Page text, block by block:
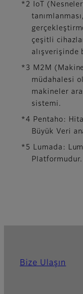
*2 IoT
çeşitli
alışverişinde
*3 M2M
müdahalesi
makineler
sistemi.
*4 Pentaho:
Büyük Veri
*5 Lumada:
Platformudur.
Bize Ulaşın